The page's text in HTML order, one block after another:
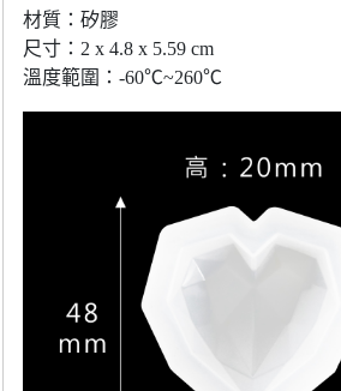
材質：矽膠
尺寸：2 x 4.8 x 5.59 cm
溫度範圍：-60℃~260℃